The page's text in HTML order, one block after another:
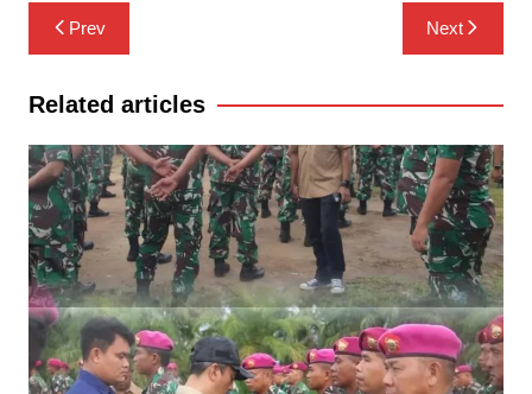
Navigasi
pos
Prev Next
Related articles